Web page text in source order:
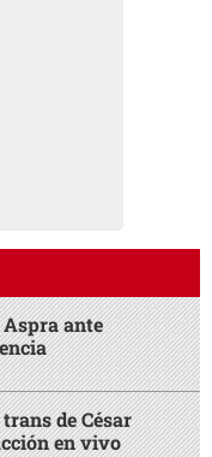
Aspra ante
de César
en vivo